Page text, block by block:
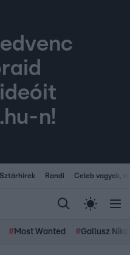
n!
Sztárhírek Randi Celeb vagyok,
# Most Wanted #Gallusz